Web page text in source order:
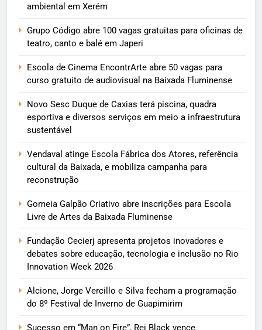
ambiental em Xerém
Grupo Código abre 100 vagas gratuitas para oficinas de
teatro, canto e balé em Japeri
Escola de Cinema EncontrArte abre 50 vagas para
curso gratuito de audiovisual na Baixada Fluminense
Novo Sesc Duque de Caxias terá piscina, quadra
esportiva e diversos serviços em meio a infraestrutura
sustentável
Vendaval atinge Escola Fábrica dos Atores, referência
cultural da Baixada, e mobiliza campanha para
reconstrução
Gomeia Galpão Criativo abre inscrições para Escola
Livre de Artes da Baixada Fluminense
Fundação Cecierj apresenta projetos inovadores e
debates sobre educação, tecnologia e inclusão no Rio
Innovation Week 2026
Alcione, Jorge Vercillo e Silva fecham a programação
do 8º Festival de Inverno de Guapimirim
Sucesso em “Man on Fire”, Rei Black vence